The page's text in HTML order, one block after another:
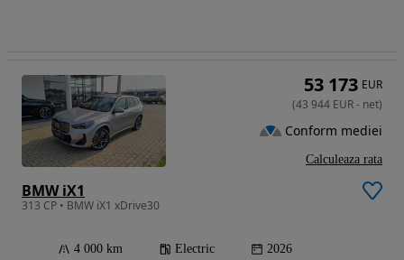
BMW iX1
313 CP • BMW iX1 xDrive30
4 000 km Electric 2026
53 173 EUR
(43 944 EUR- net)
Conform mediei
Calculeaza rata